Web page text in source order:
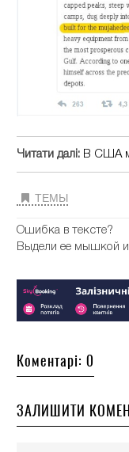
Читати далі: В США
ТЕМЫ
Ошибка в тексте?
Выдели ее мышкой
Коментарі: 0
ЗАЛИШИТИ